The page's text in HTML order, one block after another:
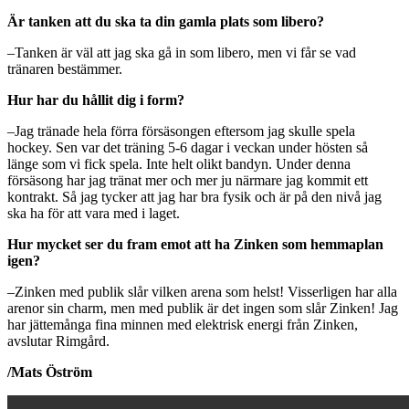
Är tanken att du ska ta din gamla plats som libero?
–Tanken är väl att jag ska gå in som libero, men vi får se vad
tränaren bestämmer.
Hur har du hållit dig i form?
–Jag tränade hela förra försäsongen eftersom jag skulle spela
hockey. Sen var det träning 5-6 dagar i veckan under hösten så
länge som vi fick spela. Inte helt olikt bandyn. Under denna
försäsong har jag tränat mer och mer ju närmare jag kommit ett
kontrakt. Så jag tycker att jag har bra fysik och är på den nivå jag
ska ha för att vara med i laget.
Hur mycket ser du fram emot att ha Zinken som hemmaplan
igen?
–Zinken med publik slår vilken arena som helst! Visserligen har alla
arenor sin charm, men med publik är det ingen som slår Zinken! Jag
har jättemånga fina minnen med elektrisk energi från Zinken,
avslutar Rimgård.
/Mats Öström